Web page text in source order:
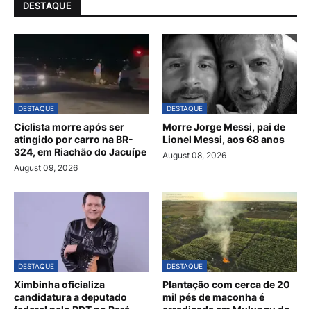
DESTAQUE
DESTAQUE
Ciclista morre após ser
atingido por carro na BR-
324, em Riachão do Jacuípe
August 09, 2026
DESTAQUE
Morre Jorge Messi, pai de
Lionel Messi, aos 68 anos
August 08, 2026
DESTAQUE
Ximbinha oficializa
candidatura a deputado
DESTAQUE
Plantação com cerca de 20
mil pés de maconha é